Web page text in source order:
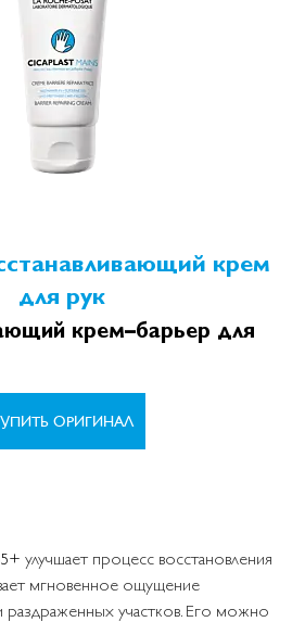
крем
для рук
крем–барьер для
ОРИГИНАЛ
улучшает процесс восстановления
мгновенное ощущение
участков. Его можно